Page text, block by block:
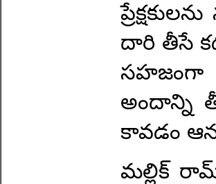
దారి తీసే
సహజంగా
అందాన్ని
కావడం
మల్లిక్